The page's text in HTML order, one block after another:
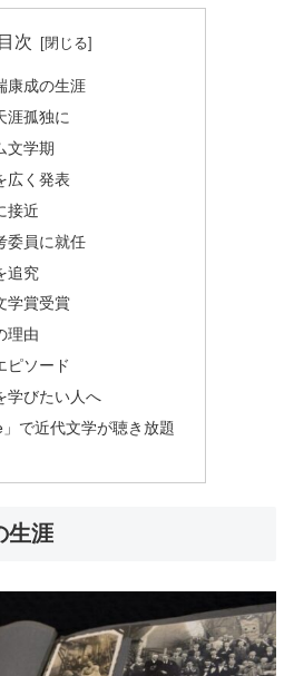
目次
康成の生涯
涯孤独に
文学期
広く発表
接近
委員に就任
追究
学賞受賞
理由
ピソード
学びたい人へ
」で近代文学が聴き放題
生涯